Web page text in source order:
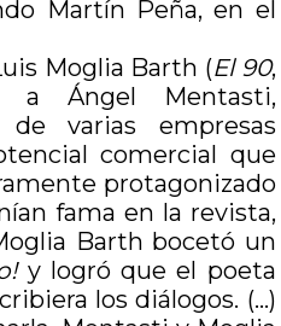
Martín Peña, en el
Moglia Barth (El 90,
a Ángel Mentasti,
de varias empresas
comercial que
protagonizado
fama en la revista,
Barth bocetó un
y logró que el poeta
los diálogos. (…)